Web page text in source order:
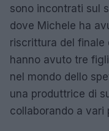
sono incontrati sul
dove Michele ha
riscrittura del finale
hanno avuto tre
nel mondo dello
una produttrice di
collaborando a vari